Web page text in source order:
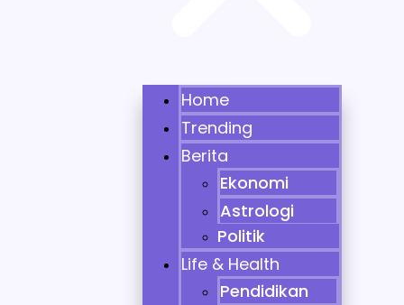
Home
Trending
Berita
Ekonomi
Astrologi
Politik
Life & Health
Pendidikan